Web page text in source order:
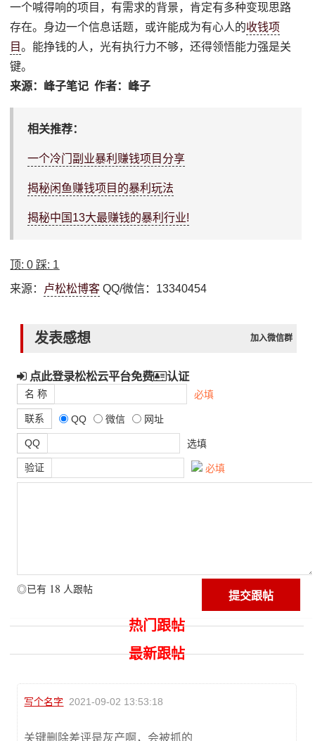
一个喊得响的项目，有需求的背景，肯定有多种变现思路
存在。身边一个信息话题，或许能成为有心人的收钱项
目。能挣钱的人，光有执行力不够，还得领悟能力强是关
键。
来源：峰子笔记 作者：峰子
相关推荐：
一个冷门副业暴利赚钱项目分享
揭秘闲鱼赚钱项目的暴利玩法
揭秘中国13大最赚钱的暴利行业!
顶:0 踩: 1
来源： 卢松松博客 QQ/微信：13340454
发表感想 加入微信群
点此登录松松云平台免费 认证
名 称 必填
联系 QQ 微信 网址
QQ 选填
验证 必填
◎已有 18 人跟帖
热门跟帖
最新跟帖
写个名字 2021-09-02 13:53:18
关键删除差评是灰产啊，会被抓的